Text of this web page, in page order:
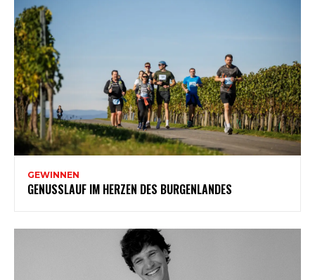
GEWINNEN
GENUSSLAUF IM HERZEN DES BURGENLANDES